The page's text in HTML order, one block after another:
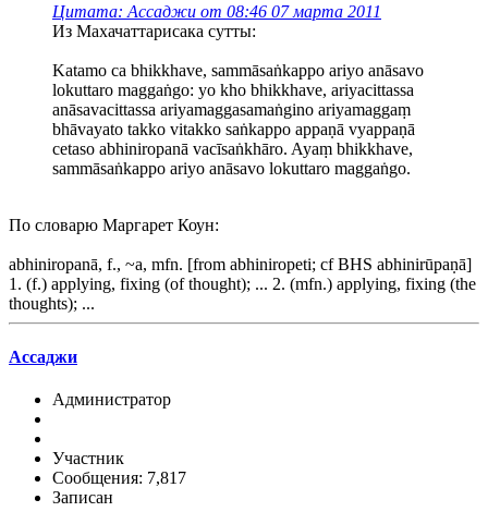
Цитата: Ассаджи от 08:46 07 марта 2011
Из Махачаттарисака сутты:
Katamo ca bhikkhave, sammāsaṅkappo ariyo anāsavo
lokuttaro maggaṅgo: yo kho bhikkhave, ariyacittassa
anāsavacittassa ariyamaggasamaṅgino ariyamaggaṃ
bhāvayato takko vitakko saṅkappo appaṇā vyappaṇā
cetaso abhiniropanā vacīsaṅkhāro. Ayaṃ bhikkhave,
sammāsaṅkappo ariyo anāsavo lokuttaro maggaṅgo.
По словарю Маргарет Коун:
abhiniropanā, f., ~a, mfn. [from abhiniropeti; cf BHS abhinirūpaṇā]
1. (f.) applying, fixing (of thought); ... 2. (mfn.) applying, fixing (the
thoughts); ...
Ассаджи
Администратор
Участник
Сообщения: 7,817
Записан